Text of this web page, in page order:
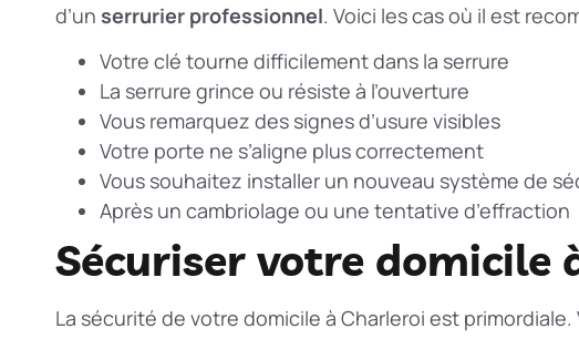
d’un serrurier professionnel. Voici les cas où il est
Votre clé tourne difficilement dans la serrure
La serrure grince ou résiste à l’ouverture
Vous remarquez des signes d’usure visibles
Votre porte ne s’aligne plus correctement
Vous souhaitez installer un nouveau système de
Après un cambriolage ou une tentative d’effraction
Sécuriser votre domicile
La sécurité de votre domicile à Charleroi est